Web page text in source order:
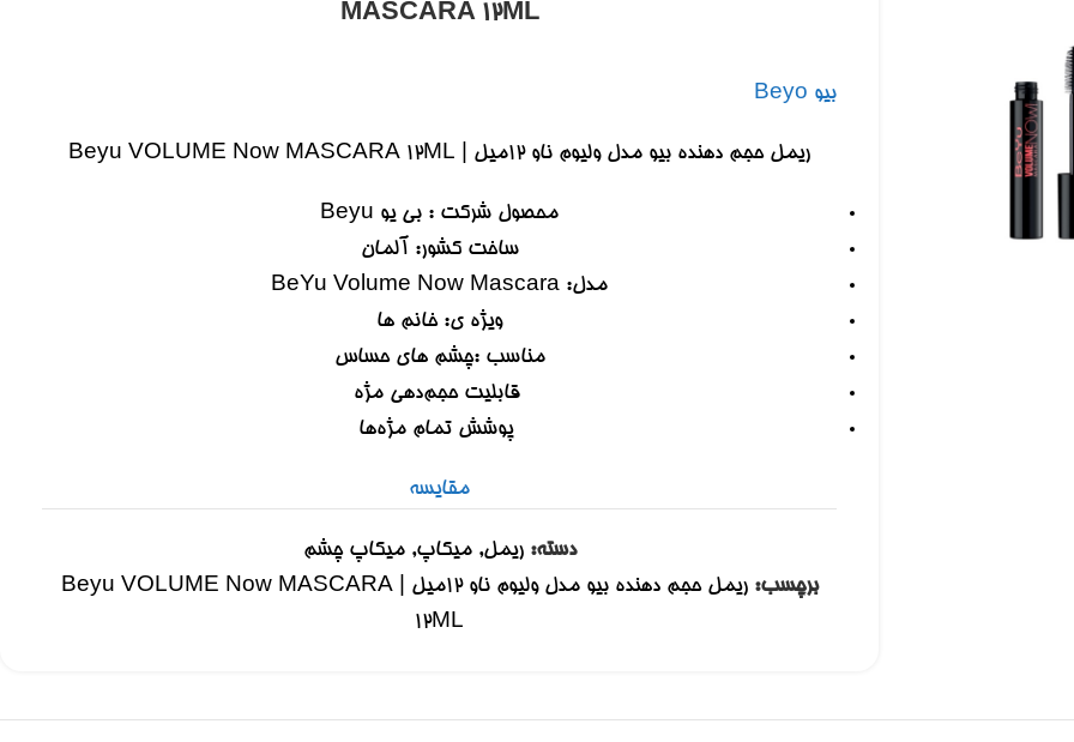
بزرگنمایی کلیک کنید
MASCARA 12ML
بیو Beyo
ریمل حجم دهنده بیو مدل ولیوم ناو 12میل | Beyu VOLUME Now MASCARA 12ML
محصول شرکت : بی یو Beyu
ساخت کشور: آلمان
مدل: BeYu Volume Now Mascara
ویژه ی: خانم ها
مناسب :چشم های حساس
قابلیت حجم‌دهی مژه
پوشش تمام مژه‌ها
مقایسه
دسته: ریمل, میکاپ, میکاپ چشم
برچسب:
ریمل حجم دهنده بیو مدل ولیوم ناو 12میل | Beyu VOLUME Now MASCARA
12ML